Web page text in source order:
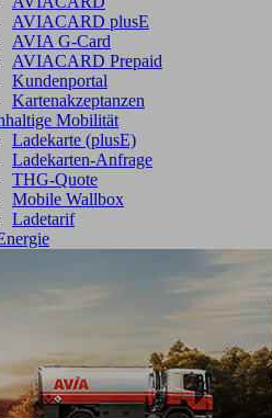
AVIACARD plusE
AVIA G-Card
AVIACARD Prepaid
Kundenportal
Kartenakzeptanzen
Mobilität
Ladekarte (plusE)
Ladekarten-Anfrage
THG-Quote
Mobile Wallbox
Ladetarif